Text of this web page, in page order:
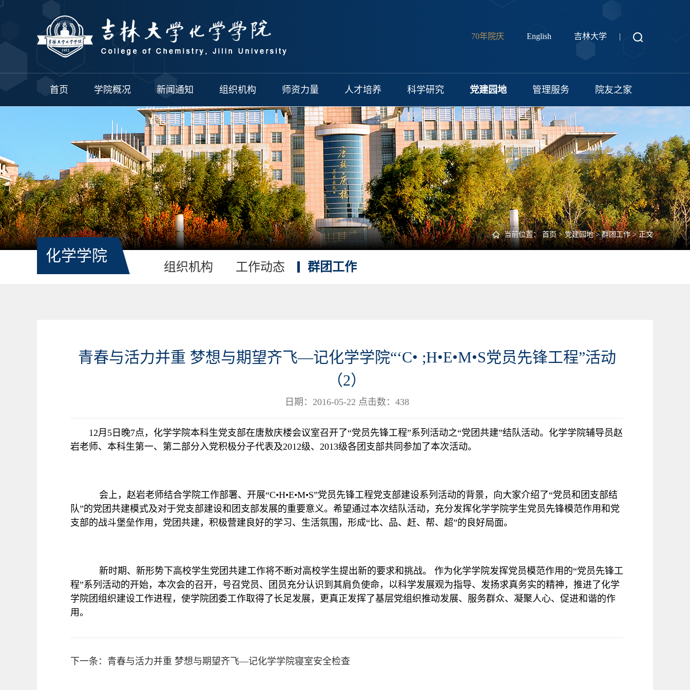
70年院庆 English 吉林大学 |
首页 学院概况 新闻通知 组织机构 师资力量 人才培养 科学研究 党建园地 管理服务 院友之家
当前位置：首页>党建园地>群团工作> 正文
化学学院
组织机构 工作动态 群团工作
青春与活力并重 梦想与期望齐飞—记化学学院“‘C• ;H•E•M•S党员先锋工程”活动
（2）
日期：2016-05-22 点击数： 438
12月 5 日晚7点，化学学院本科生党支部在唐敖庆楼会议室召开了“党员先锋工程”系列活动之“党团共建”结队活动。化学学院辅导员赵
岩老师、本科生第一、第二部分入党积极分子代表及2012级、 2013级各团支部共同参加了本次活动。
会上，赵岩老师结合学院工作部署、开展“C•H•E•M•S”党员先锋工程党支部建设系列活动的背景，向大家介绍了“党员和团支部结
队”的党团共建模式及对于党支部建设和团支部发展的重要意义。希望通过本次结队活动，充分发挥化学学院学生党员先锋模范作用和党
支部的战斗堡垒作用，党团共建，积极营建良好的学习、生活氛围，形成“比、品、赶、帮、超”的良好局面。
新时期、新形势下高校学生党团共建工作将不断对高校学生提出新的要求和挑战。
作为化学学院发挥党员模范作用的“党员先锋工
程”系列活动的开始，本次会的召开，号召党员、团员充分认识到其肩负使命，以科学发展观为指导、发扬求真务实的精神，推进了化学
学院团组织建设工作进程，使学院团委工作取得了长足发展，更真正发挥了基层党组织推动发展、服务群众、凝聚人心、促进和谐的作
用。
下一条：青春与活力并重 梦想与期望齐飞—记化学学院寝室安全检查